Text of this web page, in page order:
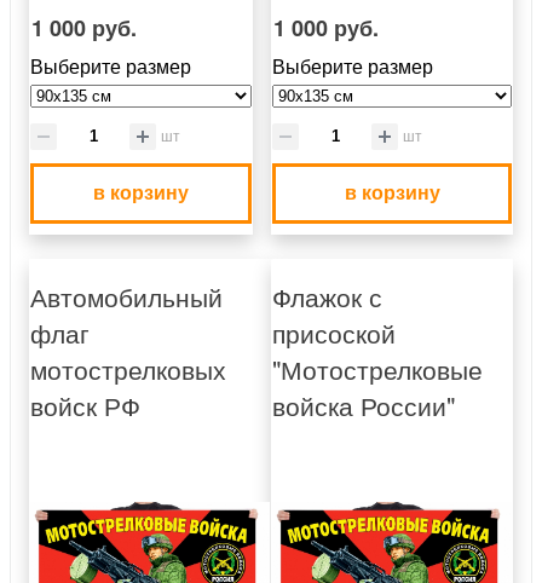
1 000 руб.
Выберите размер
шт
в корзину
1 000 руб.
Выберите размер
шт
в корзину
Автомобильный
флаг
мотострелковых
войск РФ
Флажок с
присоской
"Мотострелковые
войска России"